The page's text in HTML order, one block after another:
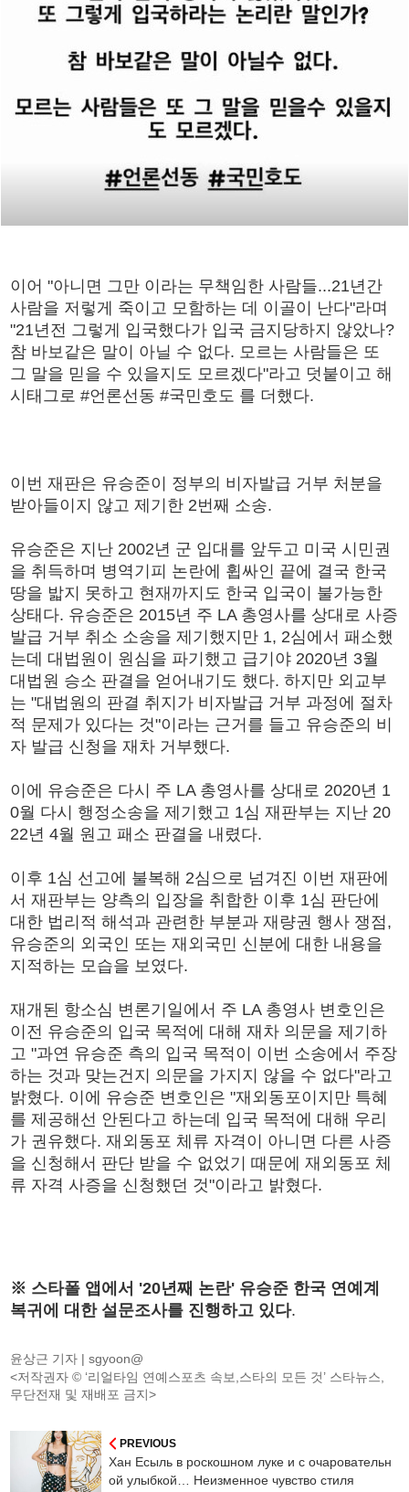
이어 "아니면 그만 이라는 무책임한 사람들...21년간
사람을 저렇게 죽이고 모함하는 데 이골이 난다"라며
"21년전 그렇게 입국했다가 입국 금지당하지 않았나?
참 바보같은 말이 아닐 수 없다. 모르는 사람들은 또
그 말을 믿을 수 있을지도 모르겠다"라고 덧붙이고 해
시태그로 #언론선동 #국민호도 를 더했다.
이번 재판은 유승준이 정부의 비자발급 거부 처분을
받아들이지 않고 제기한 2번째 소송.
유승준은 지난 2002년 군 입대를 앞두고 미국 시민권
을 취득하며 병역기피 논란에 휩싸인 끝에 결국 한국
땅을 밟지 못하고 현재까지도 한국 입국이 불가능한
상태다. 유승준은 2015년 주 LA 총영사를 상대로 사증
발급 거부 취소 소송을 제기했지만 1, 2심에서 패소했
는데 대법원이 원심을 파기했고 급기야 2020년 3월
대법원 승소 판결을 얻어내기도 했다. 하지만 외교부
는 "대법원의 판결 취지가 비자발급 거부 과정에 절차
적 문제가 있다는 것"이라는 근거를 들고 유승준의 비
자 발급 신청을 재차 거부했다.
이에 유승준은 다시 주 LA 총영사를 상대로 2020년 1
0월 다시 행정소송을 제기했고 1심 재판부는 지난 20
22년 4월 원고 패소 판결을 내렸다.
이후 1심 선고에 불복해 2심으로 넘겨진 이번 재판에
서 재판부는 양측의 입장을 취합한 이후 1심 판단에
대한 법리적 해석과 관련한 부분과 재량권 행사 쟁점,
유승준의 외국인 또는 재외국민 신분에 대한 내용을
지적하는 모습을 보였다.
재개된 항소심 변론기일에서 주 LA 총영사 변호인은
이전 유승준의 입국 목적에 대해 재차 의문을 제기하
고 "과연 유승준 측의 입국 목적이 이번 소송에서 주장
하는 것과 맞는건지 의문을 가지지 않을 수 없다"라고
밝혔다. 이에 유승준 변호인은 "재외동포이지만 특혜
를 제공해선 안된다고 하는데 입국 목적에 대해 우리
가 권유했다. 재외동포 체류 자격이 아니면 다른 사증
을 신청해서 판단 받을 수 없었기 때문에 재외동포 체
류 자격 사증을 신청했던 것"이라고 밝혔다.
※ 스타폴 앱에서 '20년째 논란' 유승준 한국 연예계
복귀에 대한 설문조사를 진행하고 있다.
윤상근 기자 |sgyoon@
<저작권자 © ‘리얼타임 연예스포츠 속보,스타의 모든 것’ 스타뉴스,
무단전재 및 재배포 금지>
PREVIOUS
Хан Есыль в роскошном луке и с очаровательн
ой улыбкой… Неизменное чувство стиля